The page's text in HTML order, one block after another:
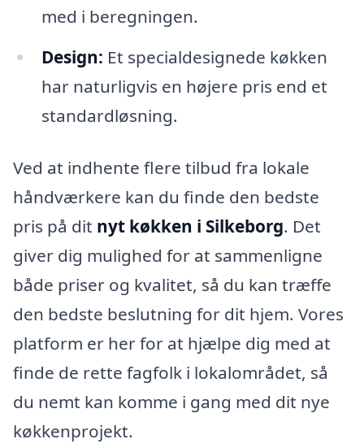
med i beregningen.
Design: Et specialdesignede køkken
har naturligvis en højere pris end et
standardløsning.
Ved at indhente flere tilbud fra lokale
håndværkere kan du finde den bedste
pris på dit nyt køkken i Silkeborg. Det
giver dig mulighed for at sammenligne
både priser og kvalitet, så du kan træffe
den bedste beslutning for dit hjem. Vores
platform er her for at hjælpe dig med at
finde de rette fagfolk i lokalområdet, så
du nemt kan komme i gang med dit nye
køkkenprojekt.